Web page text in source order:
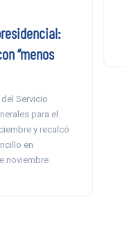
“menos
Servicio
para el
y recalcó
en
noviembre.